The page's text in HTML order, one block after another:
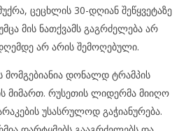
ცეცხლის 30-დღიან შეწყვეტაზე
მის ნათქვამს გაგრძელება არ
არ არის შემოღებული.
მომგებიანია დონალდ ტრამპის
მიმართ. რუსეთის ლიდერმა მიიღო
უსასრულოდ გაჭიანურება.